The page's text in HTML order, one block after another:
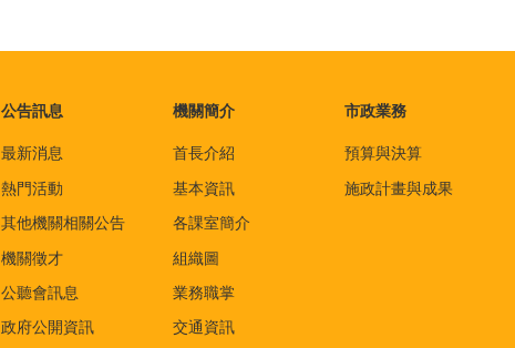
公告訊息
最新消息
熱門活動
其他機關相關公告
機關徵才
公聽會訊息
政府公開資訊
機關簡介
首長介紹
基本資訊
各課室簡介
組織圖
業務職掌
交通資訊
市政業務
預算與決算
施政計畫與成果